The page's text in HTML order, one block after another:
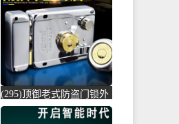
(295)顶御老式防盗门锁外
装门锁室内门锁铁门木门
大门锁月牙-防盗门锁(泰